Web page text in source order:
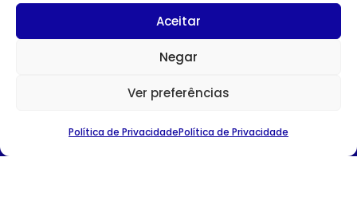
Aceitar
Negar
Ver preferências
Política de PrivacidadePolítica de Privacidade
SITE INSTITUCIONAL
POLÍTICA DE PRIVACIDADE
CONTACTOS